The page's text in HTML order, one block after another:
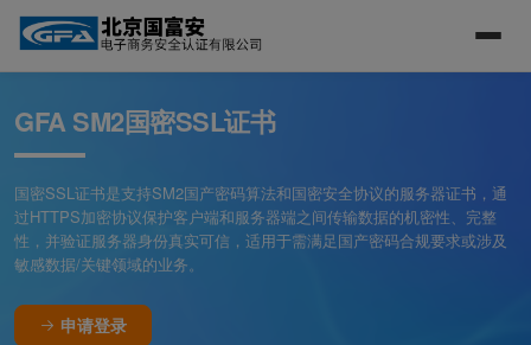
GFA SM2国密SSL证书
国密SSL证书是支持SM2国产密码算法和国密安全协议的服务器证书，通
过HTTPS加密协议保护客户端和服务器端之间传输数据的机密性、完整
性，并验证服务器身份真实可信，适用于需满足国产密码合规要求或涉及
敏感数据/关键领域的业务。
申请登录